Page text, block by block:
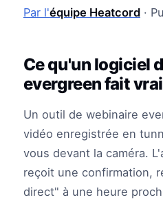
Par l'équipe Heatcord·
Ce qu'un logiciel
evergreen fait
Un outil de webinaire
vidéo enregistrée en
vous devant la caméra.
reçoit une confirmation,
direct" à une heure